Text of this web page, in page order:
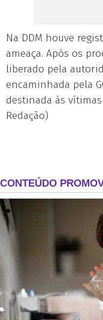
Na DDM houve
ameaça. Após os
liberado pela
encaminhada pela
destinada às
Redação)